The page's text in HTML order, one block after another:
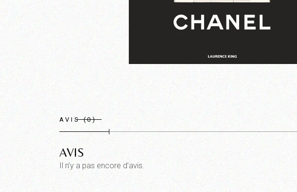
AVIS (0)
AVIS
Il n’y a pas encore d’avis.